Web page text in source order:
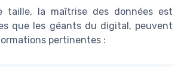
taille, la maîtrise des données est
que les géants du digital, peuvent
pertinentes :